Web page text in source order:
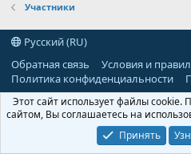
Участники
Русский (RU)
Обратная связь
Условия и
Политика конфиденциальности
Этот сайт использует файлы
сайтом, Вы соглашаетесь на
Принять